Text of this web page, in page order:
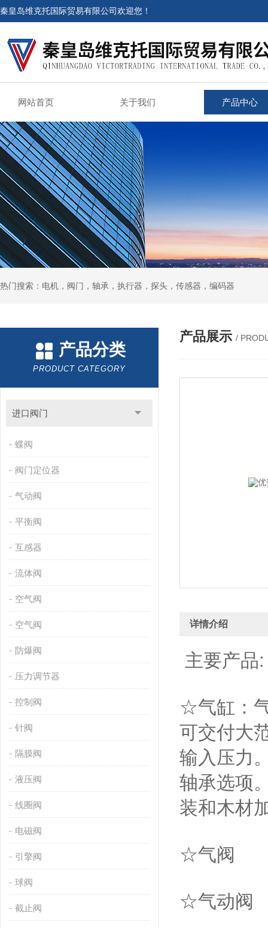
秦皇岛维克托国际贸易有限公司欢迎您！
网站首页 关于我们 产品中心
热门搜索：电机，阀门，轴承，执行器，探头，传感器，编码器
产品分类
PRODUCT CATEGORY
进口阀门
蝶阀
阀门定位器
气动阀
平衡阀
互感器
流体阀
空气阀
空气阀
防爆阀
压力调节器
控制阀
针阀
隔膜阀
液压阀
线圈阀
电磁阀
引擎阀
球阀
截止阀
产品展示 /
详情介绍
主要产品:
☆气缸：
可交付大
输入压力
轴承选项
装和木材
☆气阀
☆气动阀